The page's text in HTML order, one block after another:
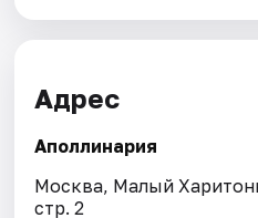
Адрес
Аполлинария
Москва, Малый
стр. 2